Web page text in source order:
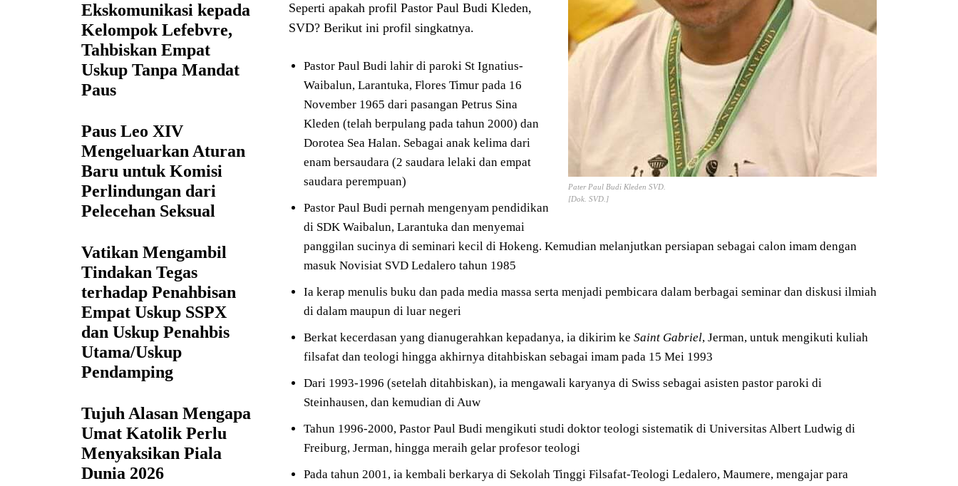
Ekskomunikasi kepada
Kelompok Lefebvre,
Tahbiskan Empat
Uskup Tanpa Mandat
Paus
Paus Leo XIV
Mengeluarkan Aturan
Baru untuk Komisi
Perlindungan dari
Pelecehan Seksual
Vatikan Mengambil
Tindakan Tegas
terhadap Penahbisan
Empat Uskup SSPX
dan Uskup Penahbis
Utama/Uskup
Pendamping
Tujuh Alasan Mengapa
Umat Katolik Perlu
Menyaksikan Piala
Dunia 2026
Pater Paul Budi Kleden SVD.
[Dok. SVD.]
Seperti apakah profil Pastor Paul Budi Kleden,
SVD? Berikut ini profil singkatnya.
Pastor Paul Budi lahir di paroki St Ignatius-
Waibalun, Larantuka, Flores Timur pada 16
November 1965 dari pasangan Petrus Sina
Kleden (telah berpulang pada tahun 2000) dan
Dorotea Sea Halan. Sebagai anak kelima dari
enam bersaudara (2 saudara lelaki dan empat
saudara perempuan)
Pastor Paul Budi pernah mengenyam pendidikan
di SDK Waibalun, Larantuka dan menyemai
panggilan sucinya di seminari kecil di Hokeng. Kemudian melanjutkan persiapan sebagai calon imam dengan
masuk Novisiat SVD Ledalero tahun 1985
Ia kerap menulis buku dan pada media massa serta menjadi pembicara dalam berbagai seminar dan diskusi ilmiah
di dalam maupun di luar negeri
Berkat kecerdasan yang dianugerahkan kepadanya, ia dikirim ke Saint Gabriel, Jerman, untuk mengikuti kuliah
filsafat dan teologi hingga akhirnya ditahbiskan sebagai imam pada 15 Mei 1993
Dari 1993-1996 (setelah ditahbiskan), ia mengawali karyanya di Swiss sebagai asisten pastor paroki di
Steinhausen, dan kemudian di Auw
Tahun 1996-2000, Pastor Paul Budi mengikuti studi doktor teologi sistematik di Universitas Albert Ludwig di
Freiburg, Jerman, hingga meraih gelar profesor teologi
Pada tahun 2001, ia kembali berkarya di Sekolah Tinggi Filsafat-Teologi Ledalero, Maumere, mengajar para